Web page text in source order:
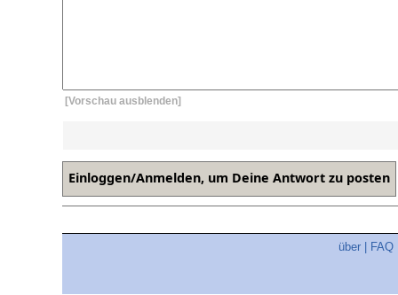
[Vorschau ausblenden]
über FAQ